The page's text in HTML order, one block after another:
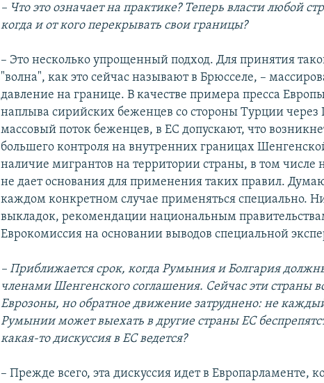
– Что это означает на практике? Теперь власти любой
когда и от кого перекрывать свои границы?
– Это несколько упрощенный подход. Для принятия
"волна", как это сейчас называют в Брюсселе, –
давление на границе. В качестве примера пресса
наплыва сирийских беженцев со стороны Турции через
массовый поток беженцев, в ЕС допускают, что
большего контроля на внутренних границах
наличие мигрантов на территории страны, в том числе
не дает основания для применения таких правил.
каждом конкретном случае применяться специально.
выкладок, рекомендации национальным
Еврокомиссия на основании выводов специальной
– Приближается срок, когда Румыния и Болгария
членами Шенгенского соглашения. Сейчас эти страны
Еврозоны, но обратное движение затруднено: не
Румынии может выехать в другие страны ЕС
какая-то дискуссия в ЕС ведется?
– Прежде всего, эта дискуссия идет в Европарламенте,